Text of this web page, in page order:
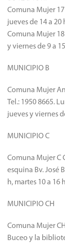
Comuna Mujer 17
jueves de 14 a 20
Comuna Mujer 18
y viernes de 9 a
MUNICIPIO B
Comuna Mujer
Tel.: 1950 8665.
jueves y viernes
MUNICIPIO C
Comuna Mujer C
esquina Bv. José
h, martes 10 a 16
MUNICIPIO CH
Comuna Mujer
Buceo y la